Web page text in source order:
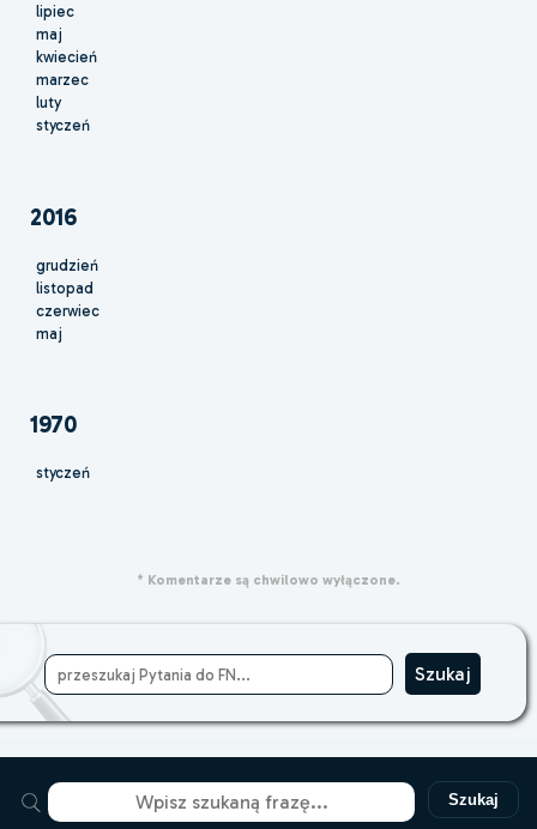
lipiec
maj
kwiecień
marzec
luty
styczeń
2016
grudzień
listopad
czerwiec
maj
1970
styczeń
* Komentarze są chwilowo wyłączone.
Szukaj